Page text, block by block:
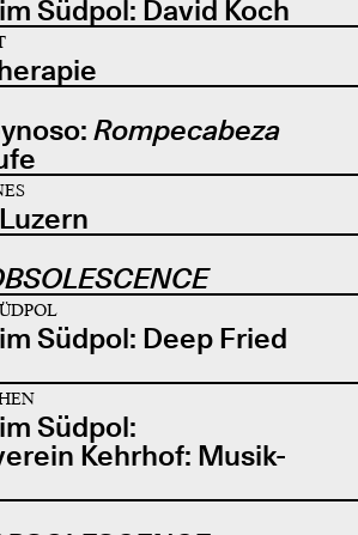
Südpol: David Koch
Rompecabeza
Südpol: Deep Fried
Südpol:
Kehrhof: Musik-